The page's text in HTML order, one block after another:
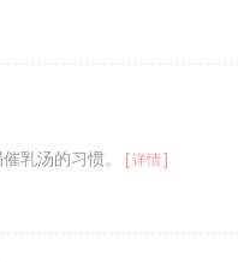
乳汤的习惯。 [详情]